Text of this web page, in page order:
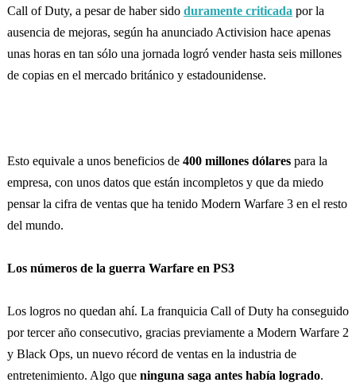
Call of Duty, a pesar de haber sido duramente criticada por la
ausencia de mejoras, según ha anunciado Activision hace apenas
unas horas en tan sólo una jornada logró vender hasta seis millones
de copias en el mercado británico y estadounidense.
Esto equivale a unos beneficios de 400 millones dólarespara la
empresa, con unos datos que están incompletos y que da miedo
pensar la cifra de ventas que ha tenido Modern Warfare 3 en el resto
del mundo.
Los números de la guerra Warfare en PS3
Los logros no quedan ahí. La franquicia Call of Duty ha conseguido
por tercer año consecutivo, gracias previamente a Modern Warfare 2
y Black Ops, un nuevo récord de ventas en la industria de
entretenimiento. Algo que ninguna saga antes había logrado.